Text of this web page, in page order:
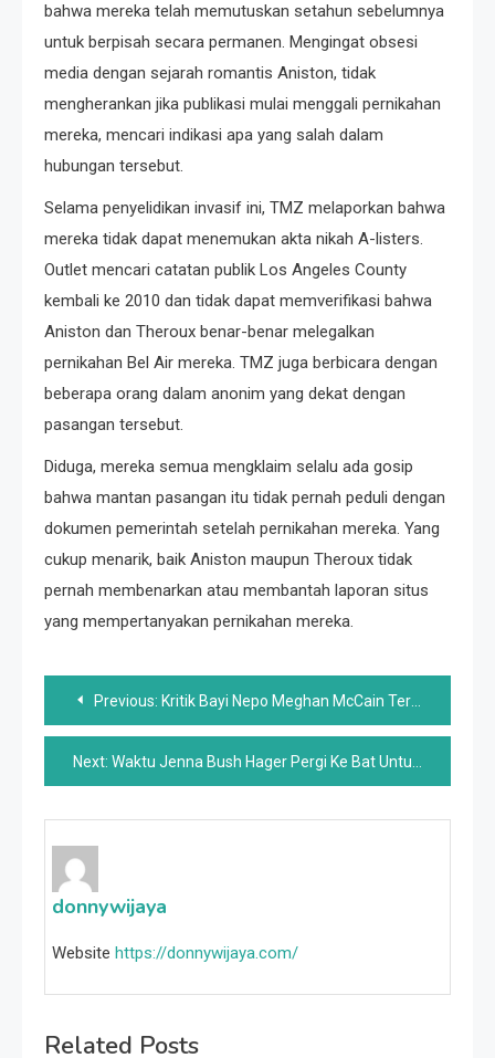
bahwa mereka telah memutuskan setahun sebelumnya
untuk berpisah secara permanen. Mengingat obsesi
media dengan sejarah romantis Aniston, tidak
mengherankan jika publikasi mulai menggali pernikahan
mereka, mencari indikasi apa yang salah dalam
hubungan tersebut.
Selama penyelidikan invasif ini, TMZ melaporkan bahwa
mereka tidak dapat menemukan akta nikah A-listers.
Outlet mencari catatan publik Los Angeles County
kembali ke 2010 dan tidak dapat memverifikasi bahwa
Aniston dan Theroux benar-benar melegalkan
pernikahan Bel Air mereka. TMZ juga berbicara dengan
beberapa orang dalam anonim yang dekat dengan
pasangan tersebut.
Diduga, mereka semua mengklaim selalu ada gosip
bahwa mantan pasangan itu tidak pernah peduli dengan
dokumen pemerintah setelah pernikahan mereka. Yang
cukup menarik, baik Aniston maupun Theroux tidak
pernah membenarkan atau membantah laporan situs
yang mempertanyakan pernikahan mereka.
Post
navigation
Previous: Kritik Bayi Nepo Meghan McCain Terhadap Hunter Biden Tidak Berjalan Dengan Baik
Next: Waktu Jenna Bush Hager Pergi Ke Bat Untuk Barron Trump
donnywijaya
Website https://donnywijaya.com/
Related Posts